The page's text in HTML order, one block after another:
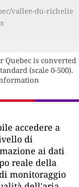
vallee-du-richelie
Quebec is converted
(scale 0-500).
accedere a
di
ai dati
reale della
monitoraggio